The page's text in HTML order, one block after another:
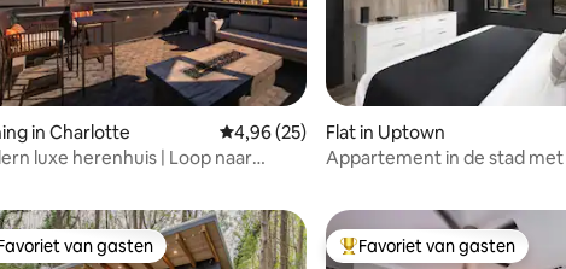
van 4,85 op 5, 547 recensies
in Charlotte Gemiddelde beoordeling van 4,96 op 5,
4,96 (25)
luxe herenhuis | Loop naar
Flat in Uptown
Appartement in de stad
van gasten
van gasten Topfavoriet van gasten
Favoriet van gasten